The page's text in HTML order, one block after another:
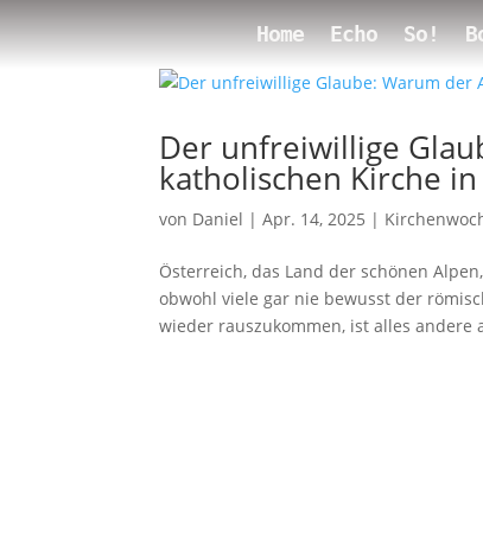
Home Echo So!
Der unfreiwillige
katholischen Kirche
von Daniel |Apr. 14, 2025 |
Österreich, das Land der schönen
obwohl viele gar nie bewusst der
wieder rauszukommen, ist alles andere